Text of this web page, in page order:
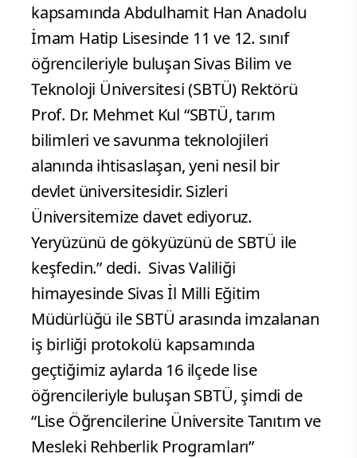
kapsamında Abdulhamit Han Anadolu
İmam Hatip Lisesinde 11 ve 12. sınıf
öğrencileriyle buluşan Sivas Bilim ve
Teknoloji Üniversitesi (SBTÜ) Rektörü
Prof. Dr. Mehmet Kul “SBTÜ, tarım
bilimleri ve savunma teknolojileri
alanında ihtisaslaşan, yeni nesil bir
devlet üniversitesidir. Sizleri
Üniversitemize davet ediyoruz.
Yeryüzünü de gökyüzünü de SBTÜ ile
keşfedin.” dedi. Sivas Valiliği
himayesinde Sivas İl Milli Eğitim
Müdürlüğü ile SBTÜ arasında imzalanan
iş birliği protokolü kapsamında
geçtiğimiz aylarda 16 ilçede lise
öğrencileriyle buluşan SBTÜ, şimdi de
“Lise Öğrencilerine Üniversite Tanıtım ve
Mesleki Rehberlik Programları”